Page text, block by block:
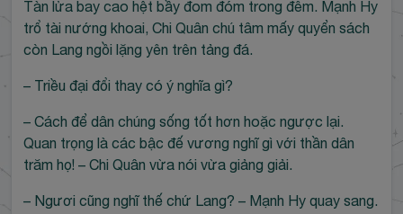
Tàn lửa bay cao hệt bầy đom đóm trong đêm. Mạnh Hy
trổ tài nướng khoai, Chi Quân chú tâm mấy quyển sách
còn Lang ngồi lặng yên trên tảng đá.
– Triều đại đổi thay có ý nghĩa gì?
– Cách để dân chúng sống tốt hơn hoặc ngược lại.
Quan trọng là các bậc đế vương nghĩ gì với thần dân
trăm họ! – Chi Quân vừa nói vừa giảng giải.
– Ngươi cũng nghĩ thế chứ Lang? – Mạnh Hy quay sang.